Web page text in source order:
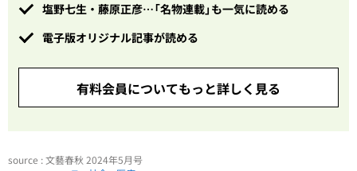
塩野七生・藤原正彦…「名物連載」も一気に読める
電子版オリジナル記事が読める
有料会員についてもっと詳しく見る
source : 文藝春秋 2024年5月号